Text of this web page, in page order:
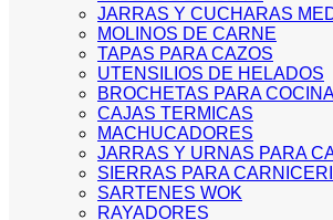
JARRAS Y CUCHARAS
MOLINOS DE CARNE
TAPAS PARA CAZOS
UTENSILIOS DE HELADOS
BROCHETAS PARA
CAJAS TERMICAS
MACHUCADORES
JARRAS Y URNAS PARA
SIERRAS PARA
SARTENES WOK
RAYADORES